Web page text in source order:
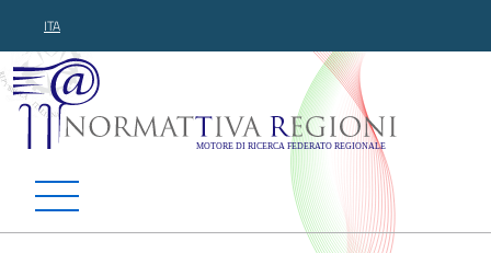
ITA
Normattiva Regioni -